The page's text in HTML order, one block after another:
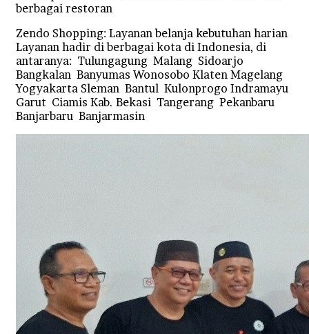
berbagai restoran
Zendo Shopping: Layanan belanja kebutuhan harian
Layanan hadir di berbagai kota di Indonesia, di
antaranya: Tulungagung Malang Sidoarjo
Bangkalan Banyumas Wonosobo Klaten Magelang
Yogyakarta Sleman Bantul Kulonprogo Indramayu
Garut Ciamis Kab. Bekasi Tangerang Pekanbaru
Banjarbaru Banjarmasin